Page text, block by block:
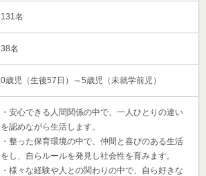
131名
38名
0歳児（生後57日）～5歳児（未就学前児）
・安心できる人間関係の中で、一人ひとりの違い
を認めながら生活します。
・整った保育環境の中で、仲間と喜びのある生活
をし、自らルールを発見し社会性を育みます。
・様々な経験や人との関わりの中で、自ら好きな